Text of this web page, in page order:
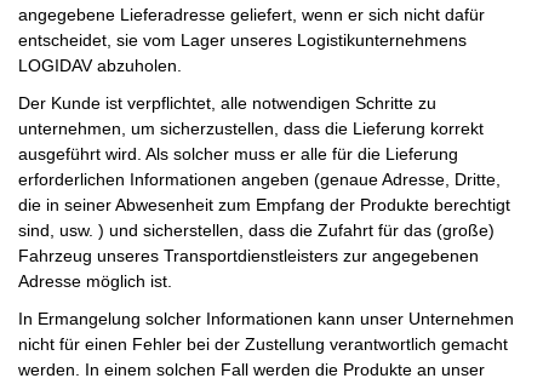
angegebene Lieferadresse geliefert, wenn er sich nicht dafür
entscheidet, sie vom Lager unseres Logistikunternehmens
LOGIDAV abzuholen.
Der Kunde ist verpflichtet, alle notwendigen Schritte zu
unternehmen, um sicherzustellen, dass die Lieferung korrekt
ausgeführt wird. Als solcher muss er alle für die Lieferung
erforderlichen Informationen angeben (genaue Adresse, Dritte,
die in seiner Abwesenheit zum Empfang der Produkte berechtigt
sind, usw. ) und sicherstellen, dass die Zufahrt für das (große)
Fahrzeug unseres Transportdienstleisters zur angegebenen
Adresse möglich ist.
In Ermangelung solcher Informationen kann unser Unternehmen
nicht für einen Fehler bei der Zustellung verantwortlich gemacht
werden. In einem solchen Fall werden die Produkte an unser